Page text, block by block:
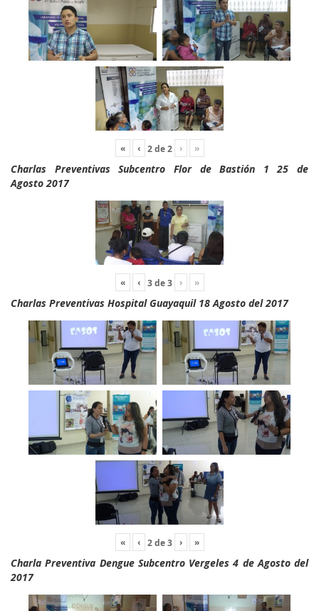
« ‹ 2de2 › »
Charlas Preventivas Subcentro Flor de Bastión 1 25 de
Agosto 2017
« ‹ 3de3 › »
Charlas Preventivas Hospital Guayaquil 18 Agosto del 2017
« ‹ 2de3 › »
Charla Preventiva Dengue Subcentro Vergeles 4 de Agosto del
2017